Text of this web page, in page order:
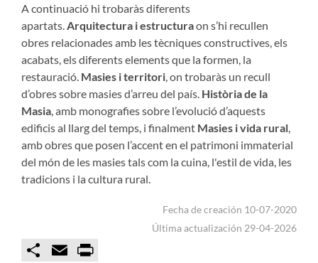
A continuació hi trobaràs diferents
apartats.Arquitectura i estructuraon s’hi recullen
obres relacionades amb les tècniques constructives, els
acabats, els diferents elements que la formen, la
restauració. Masies i territori, on trobaràs un recull
d’obres sobre masies d’arreu del país. Història de la
Masia, amb monografies sobre l’evolució d’aquests
edificis al llarg del temps, i finalment Masies i vida rural,
amb obres que posen l’accent en el patrimoni immaterial
del món de les masies tals com la cuina, l'estil de vida, les
tradicions i la cultura rural.
Fecha de creación 10-07-2020
Última actualización 29-04-2026
C
m